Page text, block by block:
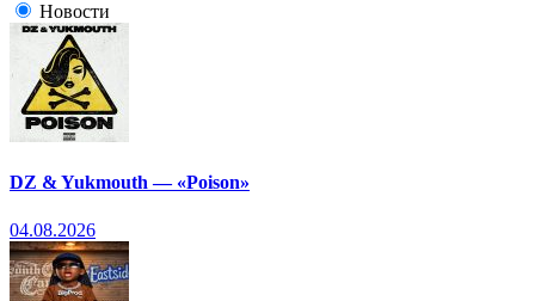
Новости
DZ & Yukmouth — «Poison»
04.08.2026